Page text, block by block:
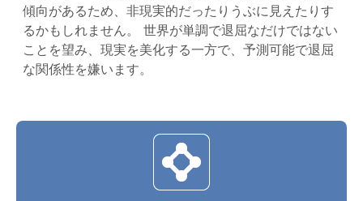
傾向があるため、非現実的だったりうぶに見えたりす
るかもしれません。 世界が単調で退屈なだけではない
ことを望み、現実を美化する一方で、予測可能で退屈
な関係性を嫌います。